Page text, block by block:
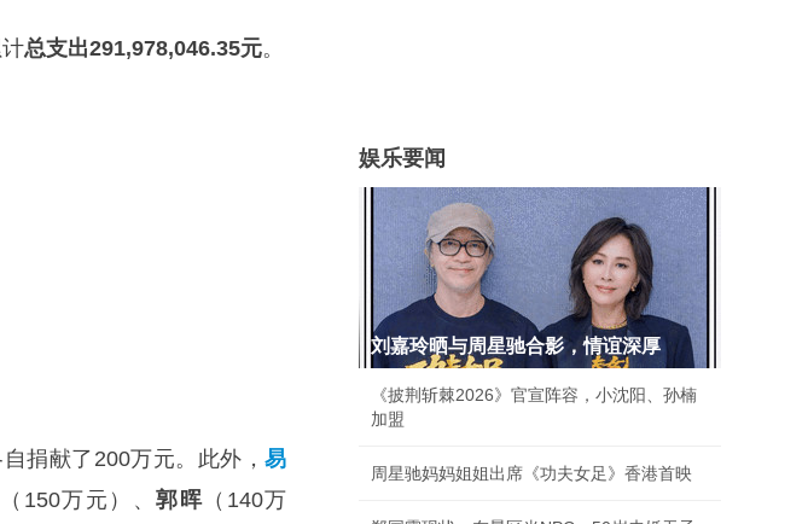
计总支出291,978,046.35元。
捐献了200万元。此外，易
（150万元）、郭晖 （140万
娱乐要闻
刘嘉玲晒与周星驰合影，情谊深厚
《披荆斩棘2026》官宣阵容，小沈阳、孙楠
加盟
周星驰妈妈姐姐出席《功夫女足》香港首映